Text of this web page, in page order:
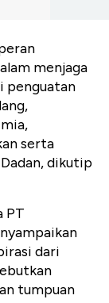
menjaga
penguatan
serta
dikutip
PT
dari
tumpuan